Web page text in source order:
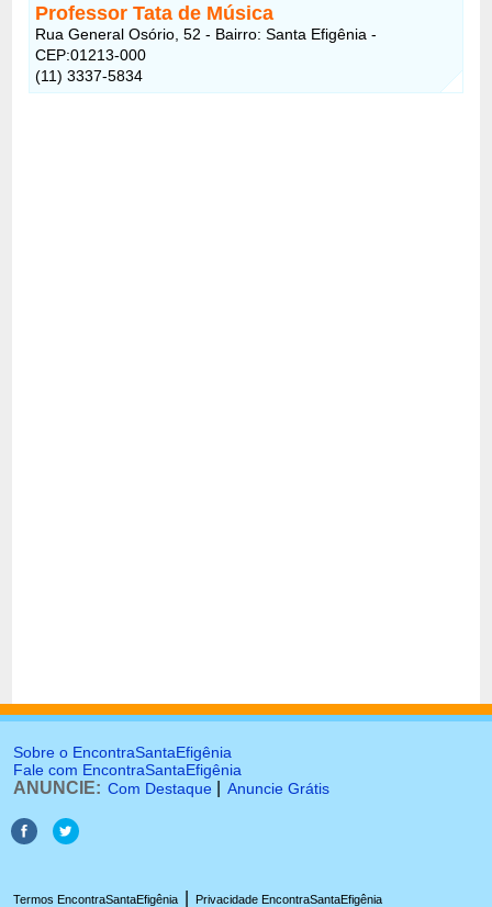
Professor Tata de Música
Rua General Osório, 52 - Bairro: Santa Efigênia -
CEP:01213-000
(11) 3337-5834
Sobre o EncontraSantaEfigênia
Fale com EncontraSantaEfigênia
ANUNCIE: Com Destaque Anuncie Grátis
Termos EncontraSantaEfigênia Privacidade EncontraSantaEfigênia